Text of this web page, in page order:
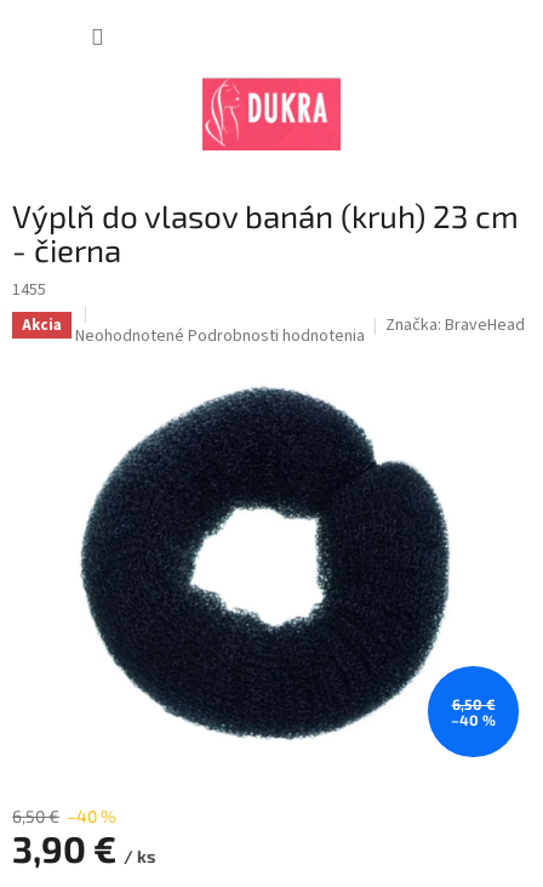
Výplň do vlasov banán (kruh) 23 cm
- čierna
1455
Akcia
Priemerné
hviezdičiek.
Neohodnotené Podrobnosti hodnotenia Značka: BraveHead
6,50 €
–40 %
6,50 € –40 %
3,90 € / ks